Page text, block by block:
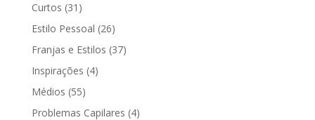
Curtos (31)
Estilo Pessoal (26)
Franjas e Estilos (37)
Inspirações (4)
Médios (55)
Problemas Capilares (4)